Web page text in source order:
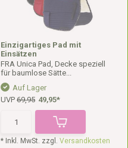
Einzigartiges Pad mit
Einsätzen
FRA Unica Pad, Decke speziell
für baumlose Sätte...
Auf Lager
UVP 69,95 49,95*
* Inkl. MwSt. zzgl. Versandkosten